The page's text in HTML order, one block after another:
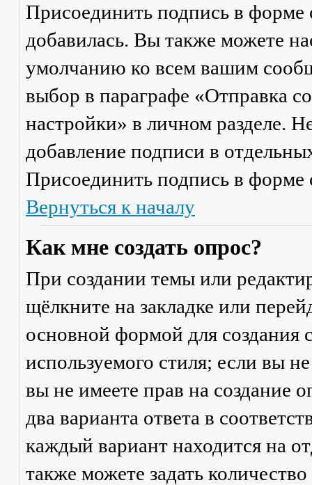
Присоединить подпись в форме
добавилась. Вы также можете
умолчанию ко всем вашим
выбор в параграфе «Отправка
настройки» в личном разделе.
добавление подписи в
Присоединить подпись в форме
Вернуться к началу
Как мне создать опрос?
При создании темы или
щёлкните на закладке или
основной формой для создания
используемого стиля; если вы
вы не имеете прав на создание
два варианта ответа в
каждый вариант находится на
также можете задать